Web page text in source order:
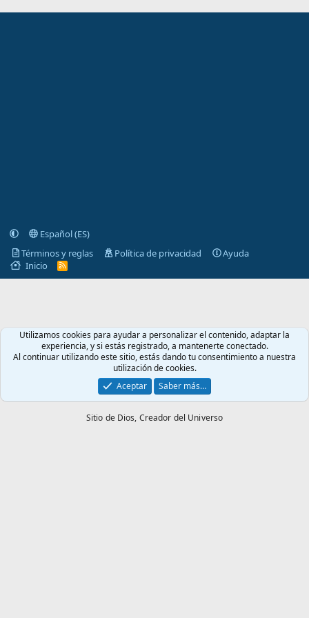
Español (ES)
Términos y reglas
Política de privacidad
Ayuda
Inicio
R
S
Utilizamos cookies para ayudar a personalizar el contenido, adaptar la
experiencia, y si estás registrado, a mantenerte conectado.
Al continuar utilizando este sitio, estás dando tu consentimiento a nuestra
utilización de cookies.
Aceptar
Saber más…
Sitio de Dios, Creador del Universo